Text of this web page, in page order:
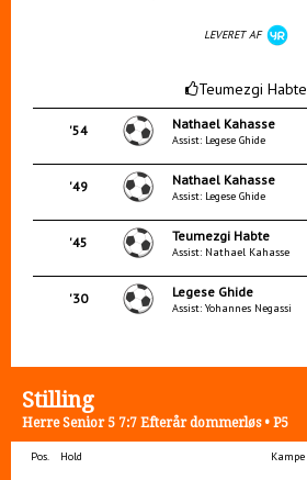
LEVERET AF
Teumezgi Habte
'54 Nathael Kahasse
Assist: Legese Ghide
'49 Nathael Kahasse
Assist: Legese Ghide
'45 Teumezgi Habte
Assist: Nathael Kahasse
'30 Legese Ghide
Assist: Yohannes Negassi
Stilling
Herre Senior 5 7:7 Efterår dommerløs • P5
Pos. Hold Kampe